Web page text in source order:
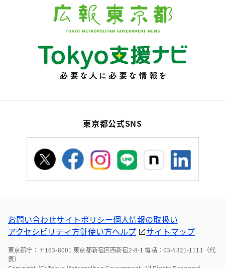
東京都公式SNS
お問い合わせサイトポリシー個人情報の取扱い
アクセシビリティ方針使い方ヘルプ サイトマップ
東京都庁：〒163-8001 東京都新宿区西新宿2-8-1 電話：03-5321-1111（代
表）